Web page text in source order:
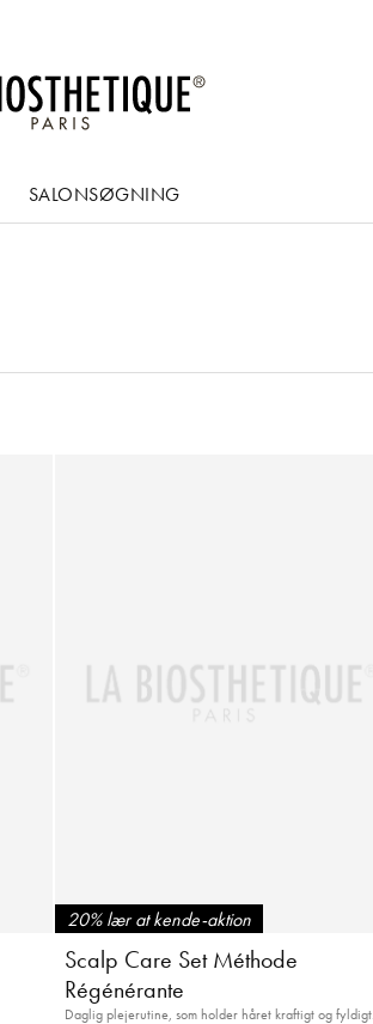
SALONSØGNING
20% lær at kende-aktion
Scalp Care Set Méthode
Régénérante
Daglig plejerutine, som holder håret kraftigt og fyldigt.